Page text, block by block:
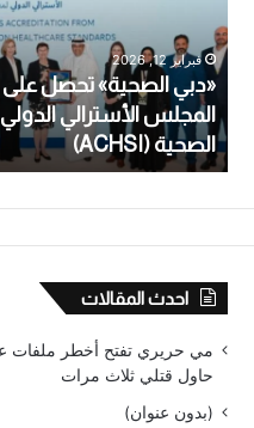
المجلس
الأسترالي
الدولي
لمعايير
الرعاية
الصحية
فبراير 12, 2026
«دبي الصحية» تحصل على
المجلس الأسترالي الدولي
الصحية (ACHSI)
احدث المقالات
مي حريري تفتح أخطر ملفات
حاول قتلي ثلاث مرات
(بدون عنوان)